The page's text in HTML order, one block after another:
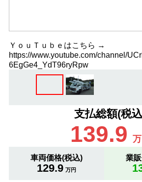
ＹｏｕＴｕｂｅはこちら →
https://www.youtube.com/channel/
6EgGe4_YdT96ryRpw
支払総額(税
139.9
車両価格(税込)
129.9 万円
業